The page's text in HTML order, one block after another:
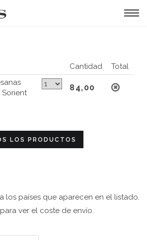
Cantidad
Total
Sorient
84,00
LOS PRODUCTOS
los países que aparecen en el listado.
ver el coste de envío.